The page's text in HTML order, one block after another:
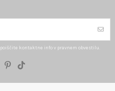
kontaktne info v pravnem obvestilu.